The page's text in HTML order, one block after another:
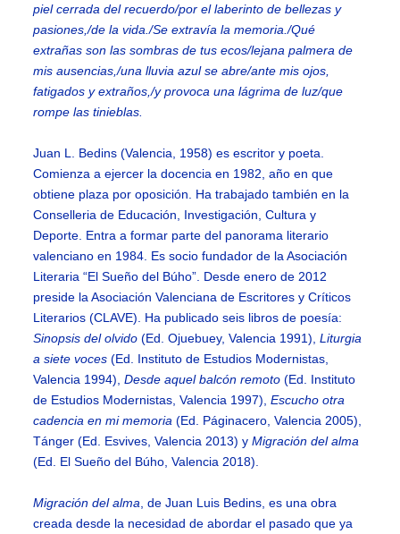
piel cerrada del recuerdo/por el laberinto de bellezas y
pasiones,/de la vida./Se extravía la memoria./Qué
extrañas son las sombras de tus ecos/lejana palmera de
mis ausencias,/una lluvia azul se abre/ante mis ojos,
fatigados y extraños,/y provoca una lágrima de luz/que
rompe las tinieblas.
Juan L. Bedins (Valencia, 1958) es escritor y poeta.
Comienza a ejercer la docencia en 1982, año en que
obtiene plaza por oposición. Ha trabajado también en la
Conselleria de Educación, Investigación, Cultura y
Deporte. Entra a formar parte del panorama literario
valenciano en 1984. Es socio fundador de la Asociación
Literaria “El Sueño del Búho”. Desde enero de 2012
preside la Asociación Valenciana de Escritores y Críticos
Literarios (CLAVE). Ha publicado seis libros de poesía:
Sinopsis del olvido (Ed. Ojuebuey, Valencia 1991),Liturgia
a siete voces (Ed. Instituto de Estudios Modernistas,
Valencia 1994),Desde aquel balcón remoto (Ed. Instituto
de Estudios Modernistas, Valencia 1997),Escucho otra
cadencia en mi memoria (Ed. Páginacero, Valencia 2005),
Tánger (Ed. Esvives, Valencia 2013) yMigración del alma
(Ed. El Sueño del Búho, Valencia 2018).
Migración del alma , de Juan Luis Bedins, es una obra
creada desde la necesidad de abordar el pasado que ya